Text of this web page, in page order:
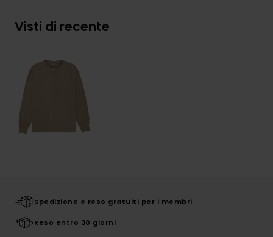
Visti di recente
Spedizione e reso gratuiti per i membri
Reso entro 30 giorni